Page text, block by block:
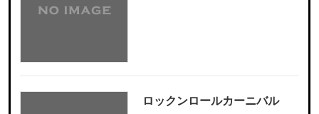
ロックンロールカーニバル